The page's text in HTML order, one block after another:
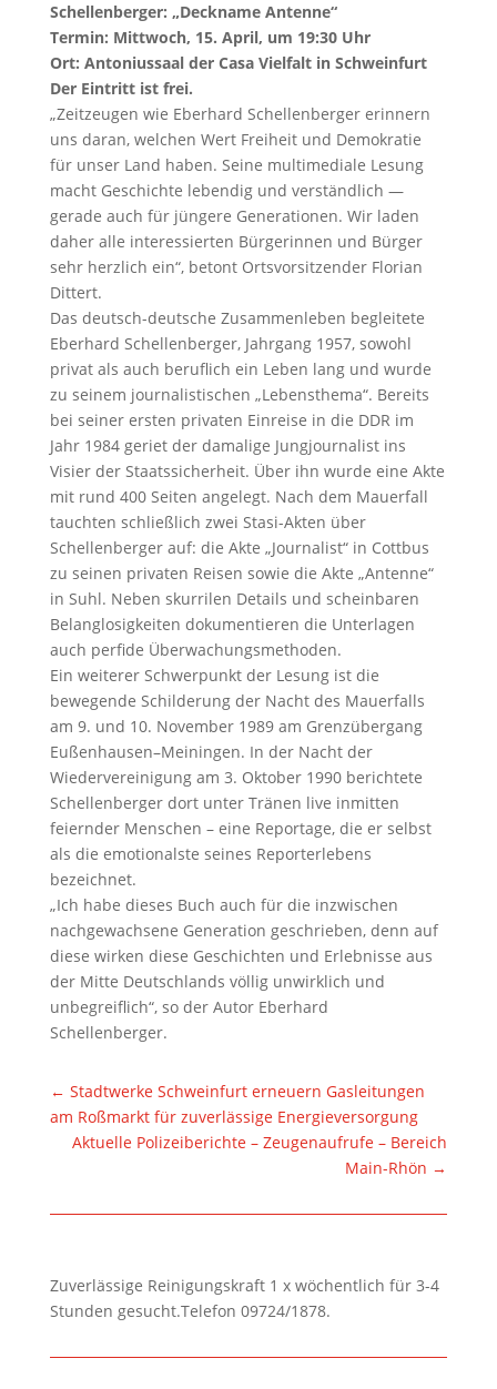
Schellenberger: „Deckname Antenne“
Termin: Mittwoch, 15. April, um 19:30 Uhr
Ort: Antoniussaal der Casa Vielfalt in Schweinfurt
Der Eintritt ist frei.
„Zeitzeugen wie Eberhard Schellenberger erinnern
uns daran, welchen Wert Freiheit und Demokratie
für unser Land haben. Seine multimediale Lesung
macht Geschichte lebendig und verständlich —
gerade auch für jüngere Generationen. Wir laden
daher alle interessierten Bürgerinnen und Bürger
sehr herzlich ein“, betont Ortsvorsitzender Florian
Dittert.
Das deutsch-deutsche Zusammenleben begleitete
Eberhard Schellenberger, Jahrgang 1957, sowohl
privat als auch beruflich ein Leben lang und wurde
zu seinem journalistischen „Lebensthema“. Bereits
bei seiner ersten privaten Einreise in die DDR im
Jahr 1984 geriet der damalige Jungjournalist ins
Visier der Staatssicherheit. Über ihn wurde eine Akte
mit rund 400 Seiten angelegt. Nach dem Mauerfall
tauchten schließlich zwei Stasi-Akten über
Schellenberger auf: die Akte „Journalist“ in Cottbus
zu seinen privaten Reisen sowie die Akte „Antenne“
in Suhl. Neben skurrilen Details und scheinbaren
Belanglosigkeiten dokumentieren die Unterlagen
auch perfide Überwachungsmethoden.
Ein weiterer Schwerpunkt der Lesung ist die
bewegende Schilderung der Nacht des Mauerfalls
am 9. und 10. November 1989 am Grenzübergang
Eußenhausen–Meiningen. In der Nacht der
Wiedervereinigung am 3. Oktober 1990 berichtete
Schellenberger dort unter Tränen live inmitten
feiernder Menschen – eine Reportage, die er selbst
als die emotionalste seines Reporterlebens
bezeichnet.
„Ich habe dieses Buch auch für die inzwischen
nachgewachsene Generation geschrieben, denn auf
diese wirken diese Geschichten und Erlebnisse aus
der Mitte Deutschlands völlig unwirklich und
unbegreiflich“, so der Autor Eberhard
Schellenberger.
← Stadtwerke Schweinfurt erneuern Gasleitungen
am Roßmarkt für zuverlässige Energieversorgung
Aktuelle Polizeiberichte – Zeugenaufrufe – Bereich
Main-Rhön →
Zuverlässige Reinigungskraft 1 x wöchentlich für 3-4
Stunden gesucht.Telefon 09724/1878.